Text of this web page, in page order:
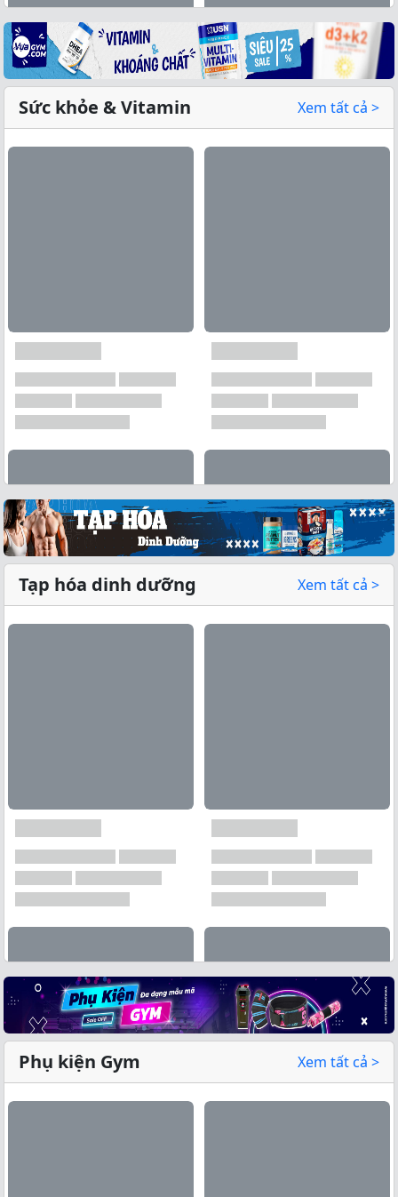
Xem tất cả →
Xem tất cả →
Sức khỏe & Vitamin Xem tất cả >
Xem tất cả →
Tạp hóa dinh dưỡng Xem tất cả >
Phụ kiện Gym Xem tất cả >